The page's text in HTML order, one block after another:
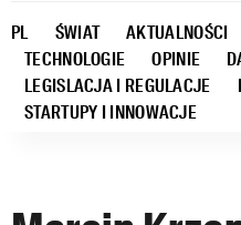
PL ŚWIAT AKTUALNOŚCI
TECHNOLOGIE
OPINIE
LEGISLACJA I REGULACJE
STARTUPY I INNOWACJE